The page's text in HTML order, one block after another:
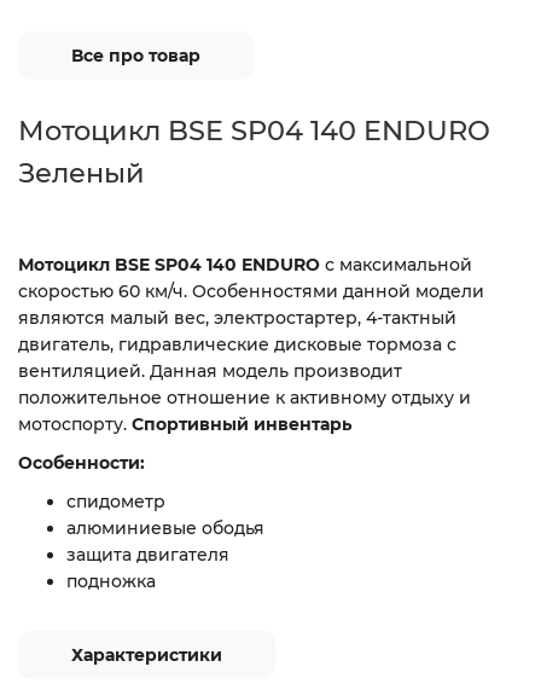
Все про товар
Мотоцикл BSE SP04 140 ENDURO
Зеленый
Мотоцикл BSE SP04 140 ENDURO с максимальной
скоростью 60 км/ч. Особенностями данной модели
являются малый вес, электростартер, 4-тактный
двигатель, гидравлические дисковые тормоза с
вентиляцией. Данная модель производит
положительное отношение к активному отдыху и
мотоспорту. Спортивный инвентарь
Особенности:
спидометр
алюминиевые ободья
защита двигателя
подножка
Характеристики